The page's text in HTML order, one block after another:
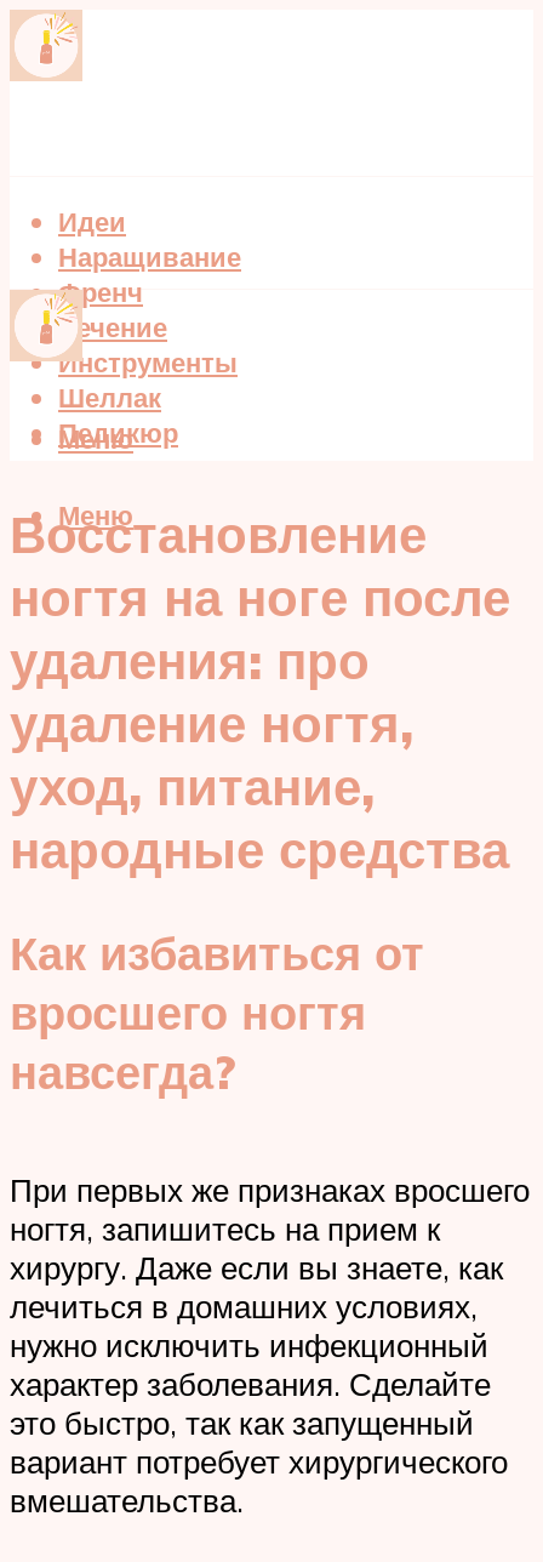
Идеи
Наращивание
Френч
Лечение
Инструменты
Шеллак
Педикюр
Меню
Меню
Восстановление
ногтя на ноге после
удаления: про
удаление ногтя,
уход, питание,
народные средства
Как избавиться от
вросшего ногтя
навсегда?
При первых же признаках вросшего
ногтя, запишитесь на прием к
хирургу. Даже если вы знаете, как
лечиться в домашних условиях,
нужно исключить инфекционный
характер заболевания. Сделайте
это быстро, так как запущенный
вариант потребует хирургического
вмешательства.